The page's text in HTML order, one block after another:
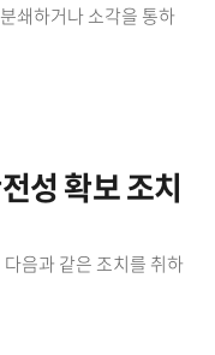
쇄하거나 소각을 통하
성 확보 조치
음과 같은 조치를 취하